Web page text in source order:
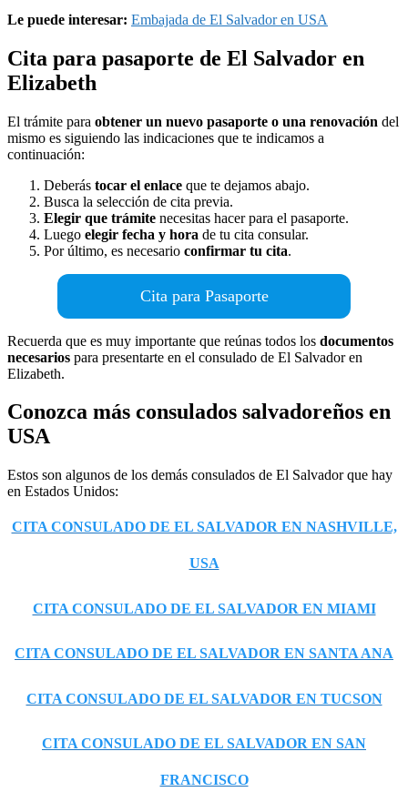
Le puede interesar: Embajada de El Salvador en USA
Cita para pasaporte de El Salvador en
Elizabeth
El trámite para obtener un nuevo pasaporte o una renovación del
mismo es siguiendo las indicaciones que te indicamos a
continuación:
Deberás tocar el enlace que te dejamos abajo.
Busca la selección de cita previa.
Elegir que trámite necesitas hacer para el pasaporte.
Luego elegir fecha y hora de tu cita consular.
Por último, es necesario confirmar tu cita.
Cita para Pasaporte
Recuerda que es muy importante que reúnas todos los documentos
necesarios para presentarte en el consulado de El Salvador en
Elizabeth.
Conozca más consulados salvadoreños en
USA
Estos son algunos de los demás consulados de El Salvador que hay
en Estados Unidos:
CITA CONSULADO DE EL SALVADOR EN NASHVILLE,
USA
CITA CONSULADO DE EL SALVADOR EN MIAMI
CITA CONSULADO DE EL SALVADOR EN SANTA ANA
CITA CONSULADO DE EL SALVADOR EN TUCSON
CITA CONSULADO DE EL SALVADOR EN SAN
FRANCISCO